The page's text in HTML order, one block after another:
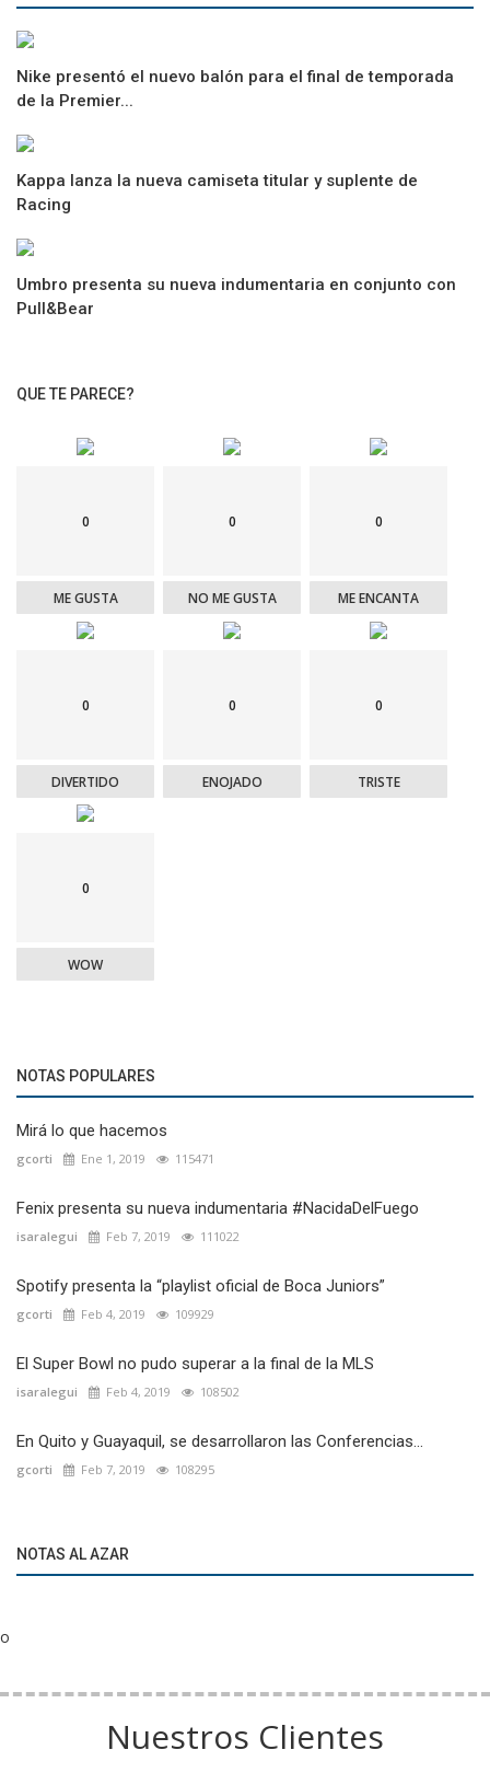
Nike presentó el nuevo balón para el final de temporada
de la Premier...
Kappa lanza la nueva camiseta titular y suplente de
Racing
Umbro presenta su nueva indumentaria en conjunto con
Pull&Bear
QUE TE PARECE?
0
ME GUSTA
0
NO ME GUSTA
0
ME ENCANTA
0
DIVERTIDO
0
ENOJADO
0
TRISTE
0
WOW
NOTAS POPULARES
Mirá lo que hacemos
gcorti Ene 1, 2019 115471
Fenix presenta su nueva indumentaria #NacidaDelFuego
isaralegui Feb 7, 2019 111022
Spotify presenta la “playlist oficial de Boca Juniors”
gcorti Feb 4, 2019 109929
El Super Bowl no pudo superar a la final de la MLS
isaralegui Feb 4, 2019 108502
En Quito y Guayaquil, se desarrollaron las Conferencias...
gcorti Feb 7, 2019 108295
NOTAS AL AZAR
o
Nuestros Clientes